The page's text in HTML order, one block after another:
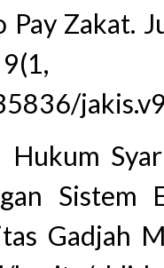
Zakat.
Hukum
Sistem
Gadjah